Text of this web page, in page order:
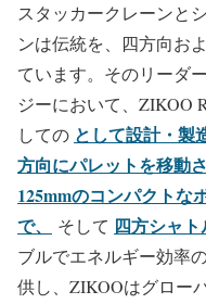
スタッカークレーンと
ンは伝統を、四方向お
ています。そのリーダ
ジーにおいて、ZIKOO
しての として設計・製
方向にパレットを移動
125mmのコンパクトな
で、
そして 四方シャ
ブルでエネルギー効率
供し、ZIKOOはグロー